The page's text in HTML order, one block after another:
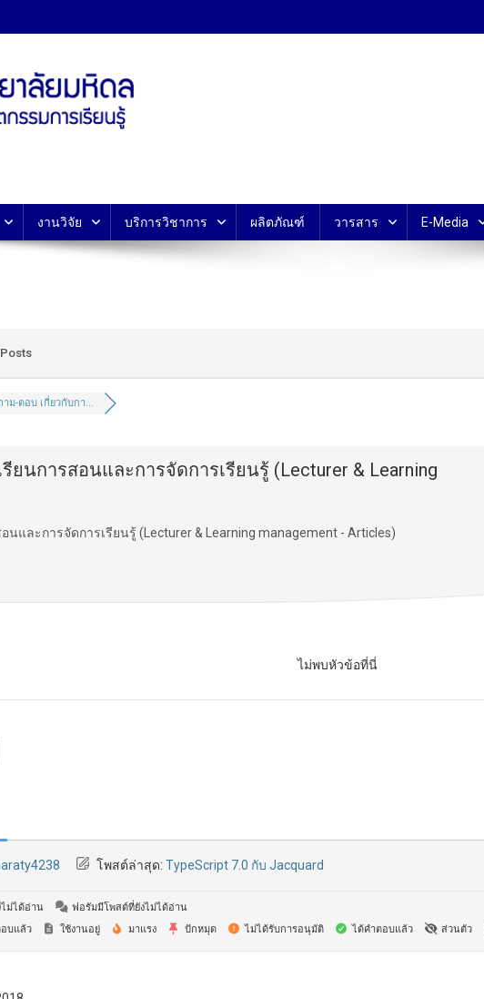
ารเรียนรู้ ม.มหิดล
งานวิจัย บริการวิชาการ ผลิตภัณฑ์ วารสาร E-Media
าม-ตอบ เกี่ยวกับกา...
ยนการสอนและการจัดการเรียนรู้ (Lecturer & Learning
นและการจัดการเรียนรู้ (Lecturer & Learning management - Articles)
ไม่พบหัวข้อที่นี่
โพสต์ล่าสุด: TypeScript 7.0 กับ Jacquard
ม่ได้อ่าน
ฟอรัมมีโพสต์ที่ยังไม่ได้อ่าน
บแล้ว ใช้งานอยู่ มาแรง ปักหมุด ไม่ได้รับการอนุมัติ ได้คำตอบแล้ว ส่วนตัว